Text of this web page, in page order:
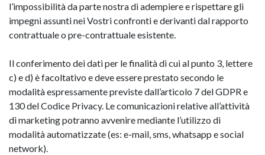
l’impossibilità da parte nostra di adempiere e rispettare gli
impegni assunti nei Vostri confronti e derivanti dal rapporto
contrattuale o pre-contrattuale esistente.
Il conferimento dei dati per le finalità di cui al punto 3, lettere
c) e d) è facoltativo e deve essere prestato secondo le
modalità espressamente previste dall’articolo 7 del GDPR e
130 del Codice Privacy. Le comunicazioni relative all’attività
di marketing potranno avvenire mediante l’utilizzo di
modalità automatizzate (es: e-mail, sms, whatsapp e social
network).